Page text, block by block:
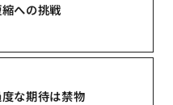
への挑戦
な期待は禁物